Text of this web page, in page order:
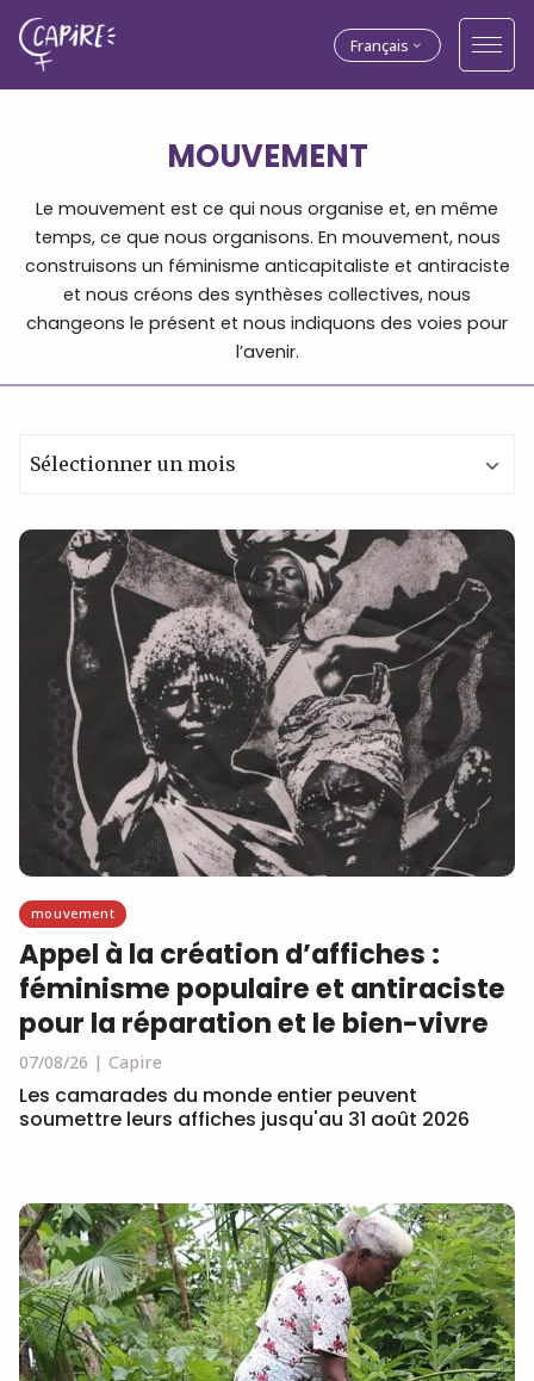
Français
MOUVEMENT
Le mouvement est ce qui nous organise et, en même
temps, ce que nous organisons. En mouvement, nous
construisons un féminisme anticapitaliste et antiraciste
et nous créons des synthèses collectives, nous
changeons le présent et nous indiquons des voies pour
l’avenir.
Archives
mouvement
Appel à la création d’affiches :
féminisme populaire et antiraciste
pour la réparation et le bien-vivre
07/08/26 Capire
Les camarades du monde entier peuvent
soumettre leurs affiches jusqu'au 31 août 2026